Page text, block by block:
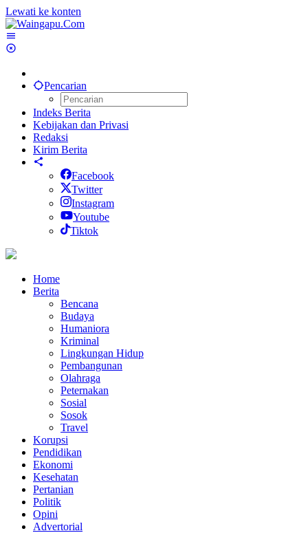
Lewati ke konten
Pencarian
Indeks Berita
Kebijakan dan Privasi
Redaksi
Kirim Berita
Facebook
Twitter
Instagram
Youtube
Tiktok
Home
Berita
Bencana
Budaya
Humaniora
Kriminal
Lingkungan Hidup
Pembangunan
Olahraga
Peternakan
Sosial
Sosok
Travel
Korupsi
Pendidikan
Ekonomi
Kesehatan
Pertanian
Politik
Opini
Advertorial